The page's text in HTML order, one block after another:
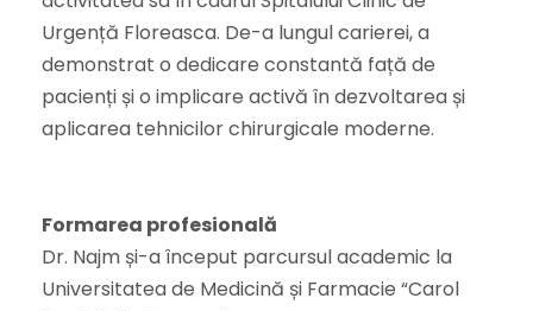
Urgență Floreasca. De-a lungul carierei, a
demonstrat o dedicare constantă față de
pacienți și o implicare activă în dezvoltarea și
aplicarea tehnicilor chirurgicale moderne.
Formarea profesională
Dr. Najm și-a început parcursul academic la
Universitatea de Medicină și Farmacie “Carol